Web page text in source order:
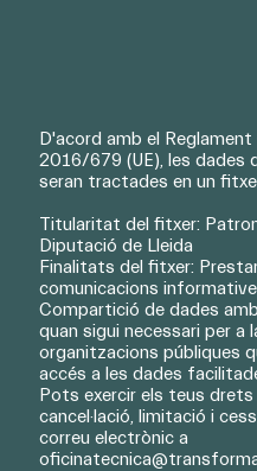
Consentiment
legal
*
D'acord amb el
2016/679 (UE), les dades
seran tractades en un
Titularitat del ﬁtxer:
Diputació de Lleida
Finalitats del ﬁtxer:
comunicacions
Compartició de dades
quan sigui necessari per a
organitzacions públiques
accés a les dades
Pots exercir els teus
cancel·lació, limitació i
correu electrònic a